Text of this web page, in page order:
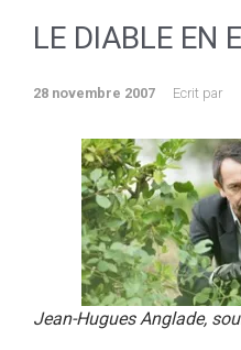
LE DIABLE EN
28 novembre 2007 Ecrit par
Jean-Hugues Anglade,